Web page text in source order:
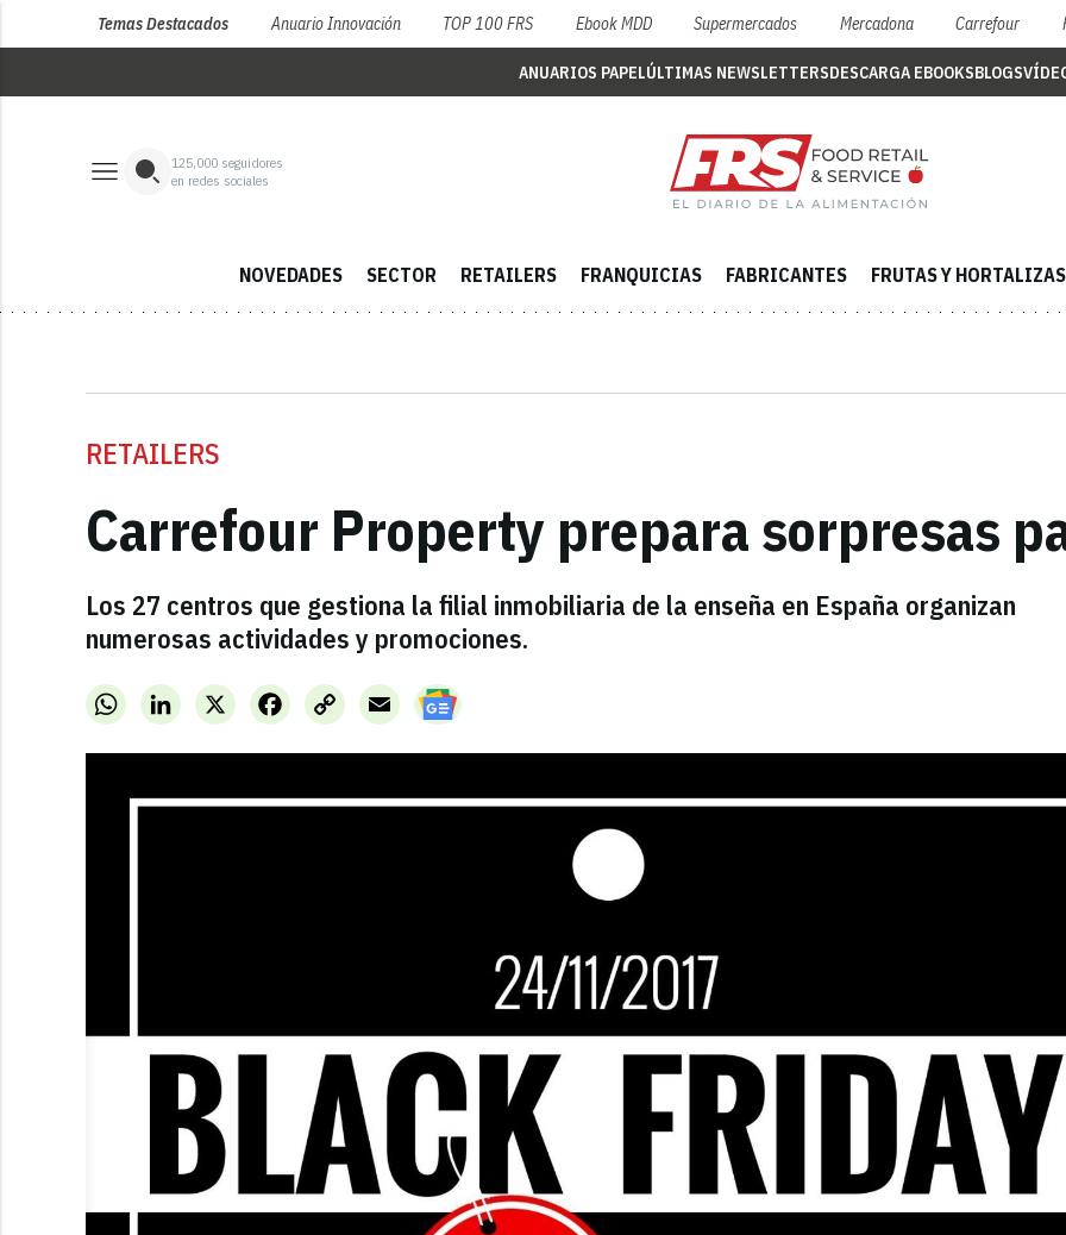
Temas Destacados Anuario Innovación TOP 100 FRS Ebook MDD Supermercados Mercadona Carrefour
ANUARIOS PAPELÚLTIMAS NEWSLETTERSDESCARGA EBOOKSBLOGS
125,000 seguidores
en redes sociales
NOVEDADES SECTOR RETAILERS FRANQUICIAS FABRICANTES FRUTAS Y HORTALIZAS
RETAILERS
Carrefour Property prepara sorpresas
Los 27 centros que gestiona la filial inmobiliaria de la enseña en España organizan
numerosas actividades y promociones.
WhatsAppLinkedInX FacebookCopy
Link
Email